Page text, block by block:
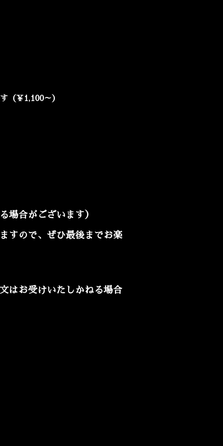
（￥1,100～）
場合がございます）
すので、ぜひ最後までお楽
はお受けいたしかねる場合